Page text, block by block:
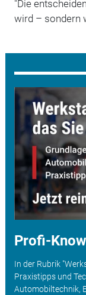
"Die
wird – sondern
Profi-
In der Rubrik
Praxistipps und
Automobiltechnik,